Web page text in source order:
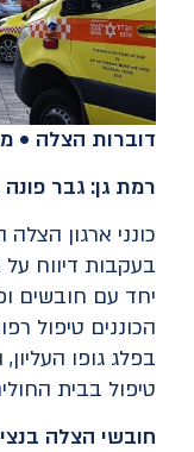
דוברות הצלה •
רמת גן: גבר
כונני ארגון
בעקבות דיווח
יחד עם חובשים
בפלג גופו
טיפול בבית
חובשי הצלה